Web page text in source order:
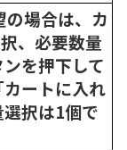
場合は、カ
、必要数量
を押下して
ートに入れ
択は1個で